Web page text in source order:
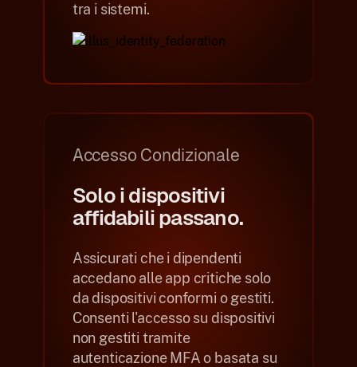
tra i sistemi.
Accesso Condizionale
Solo i dispositivi
affidabili passano.
Assicurati che i dipendenti
accedano alle app critiche solo
da dispositivi conformi o gestiti.
Consenti l'accesso su dispositivi
non gestiti tramite
autenticazione MFA o basata su